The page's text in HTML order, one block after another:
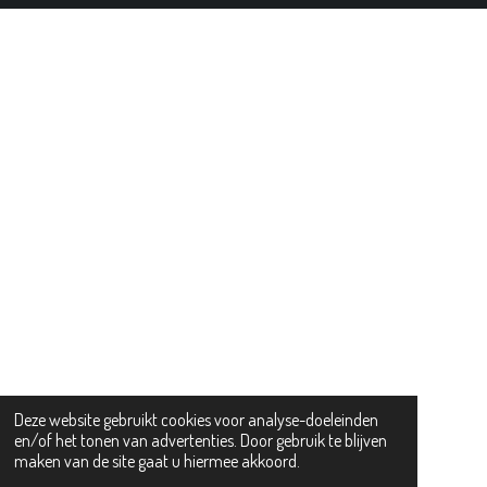
Deze website gebruikt cookies voor analyse-doeleinden
en/of het tonen van advertenties. Door gebruik te blijven
maken van de site gaat u hiermee akkoord.
.
r
r
e
n